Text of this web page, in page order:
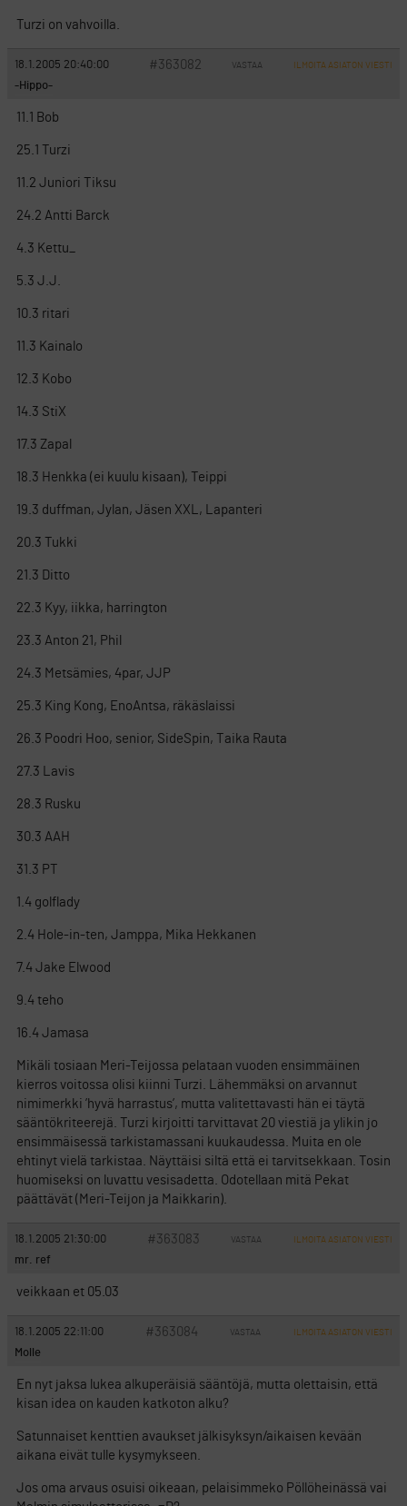
Turzi on vahvoilla.
18.1.2005 20:40:00 #363082 VASTAA ILMOITA ASIATON VIESTI
-Hippo-
11.1 Bob
25.1 Turzi
11.2 Juniori Tiksu
24.2 Antti Barck
4.3 Kettu_
5.3 J.J.
10.3 ritari
11.3 Kainalo
12.3 Kobo
14.3 StiX
17.3 Zapal
18.3 Henkka (ei kuulu kisaan), Teippi
19.3 duffman, Jylan, Jäsen XXL, Lapanteri
20.3 Tukki
21.3 Ditto
22.3 Kyy, iikka, harrington
23.3 Anton 21, Phil
24.3 Metsämies, 4par, JJP
25.3 King Kong, EnoAntsa, räkäslaissi
26.3 Poodri Hoo, senior, SideSpin, Taika Rauta
27.3 Lavis
28.3 Rusku
30.3 AAH
31.3 PT
1.4 golflady
2.4 Hole-in-ten, Jamppa, Mika Hekkanen
7.4 Jake Elwood
9.4 teho
16.4 Jamasa
Mikäli tosiaan Meri-Teijossa pelataan vuoden ensimmäinen
kierros voitossa olisi kiinni Turzi. Lähemmäksi on arvannut
nimimerkki ’hyvä harrastus’, mutta valitettavasti hän ei täytä
sääntökriteerejä. Turzi kirjoitti tarvittavat 20 viestiä ja ylikin jo
ensimmäisessä tarkistamassani kuukaudessa. Muita en ole
ehtinyt vielä tarkistaa. Näyttäisi siltä että ei tarvitsekkaan. Tosin
huomiseksi on luvattu vesisadetta. Odotellaan mitä Pekat
päättävät (Meri-Teijon ja Maikkarin).
18.1.2005 21:30:00 #363083 VASTAA ILMOITA ASIATON VIESTI
mr. ref
veikkaan et 05.03
18.1.2005 22:11:00 #363084 VASTAA ILMOITA ASIATON VIESTI
Molle
En nyt jaksa lukea alkuperäisiä sääntöjä, mutta olettaisin, että
kisan idea on kauden katkoton alku?
Satunnaiset kenttien avaukset jälkisyksyn/aikaisen kevään
aikana eivät tulle kysymykseen.
Jos oma arvaus osuisi oikeaan, pelaisimmeko Pöllöheinässä vai